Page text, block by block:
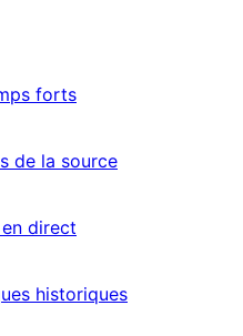
forts
de la source
direct
historiques